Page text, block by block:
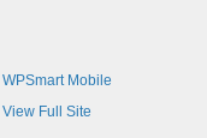
WPSmart Mobile
View Full Site